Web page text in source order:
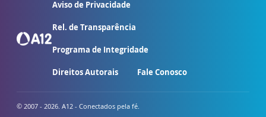
Aviso de Privacidade
Rel. de Transparência
Programa de Integridade
Direitos Autorais Fale Conosco
© 2007 - 2026. A12 - Conectados pela fé.